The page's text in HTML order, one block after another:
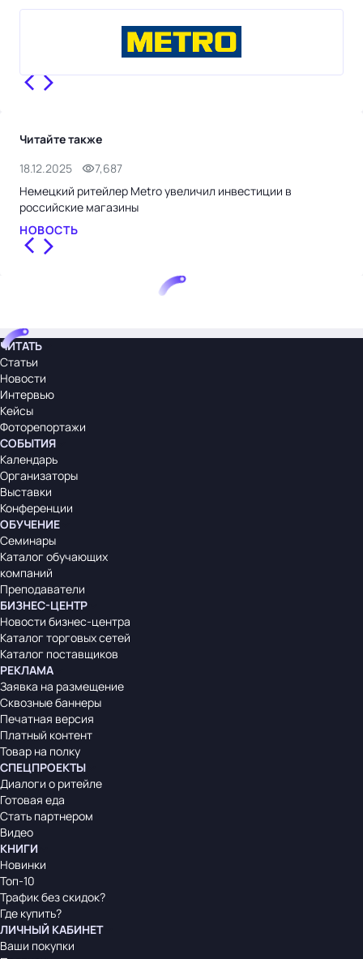
Читайте также
18.12.2025
7,687
Немецкий ритейлер Metro увеличил инвестиции в
российские магазины
НОВОСТЬ
ЧИТАТЬ
Статьи
Новости
Интервью
Кейсы
Фоторепортажи
СОБЫТИЯ
Календарь
Организаторы
Выставки
Конференции
ОБУЧЕНИЕ
Семинары
Каталог обучающих
компаний
Преподаватели
БИЗНЕС-ЦЕНТР
Новости бизнес-центра
Каталог торговых сетей
Каталог поставщиков
РЕКЛАМА
Заявка на размещение
Сквозные баннеры
Печатная версия
Платный контент
Товар на полку
СПЕЦПРОЕКТЫ
Диалоги о ритейле
Готовая еда
Стать партнером
Видео
КНИГИ
Новинки
Топ-10
Трафик без скидок?
Где купить?
ЛИЧНЫЙ КАБИНЕТ
Ваши покупки